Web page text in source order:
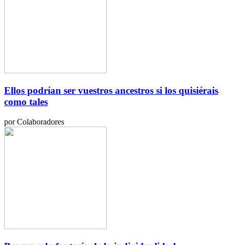
Ellos podrían ser vuestros ancestros si los quisiérais
como tales
por Colaboradores